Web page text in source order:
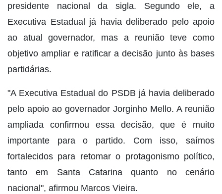
presidente nacional da sigla. Segundo ele, a
Executiva Estadual já havia deliberado pelo apoio
ao atual governador, mas a reunião teve como
objetivo ampliar e ratificar a decisão junto às bases
partidárias.
"A Executiva Estadual do PSDB já havia deliberado
pelo apoio ao governador Jorginho Mello. A reunião
ampliada confirmou essa decisão, que é muito
importante para o partido. Com isso, saímos
fortalecidos para retomar o protagonismo político,
tanto em Santa Catarina quanto no cenário
nacional", afirmou Marcos Vieira.